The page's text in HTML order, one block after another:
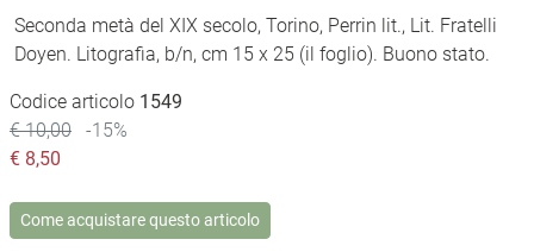
Seconda metà del XIX secolo, Torino, Perrin lit., Lit. Fratelli
Doyen. Litografia, b/n, cm 15 x 25 (il foglio). Buono stato.
Codice articolo 1549
€ 10,00
-15%
€ 8,50
Come acquistare questo articolo